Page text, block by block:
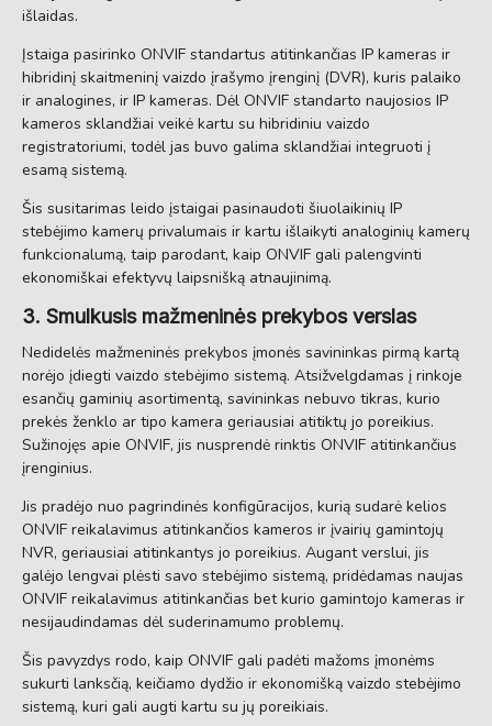
išlaidas.
Įstaiga pasirinko ONVIF standartus atitinkančias IP kameras ir
hibridinį skaitmeninį vaizdo įrašymo įrenginį (DVR), kuris palaiko
ir analogines, ir IP kameras. Dėl ONVIF standarto naujosios IP
kameros sklandžiai veikė kartu su hibridiniu vaizdo
registratoriumi, todėl jas buvo galima sklandžiai integruoti į
esamą sistemą.
Šis susitarimas leido įstaigai pasinaudoti šiuolaikinių IP
stebėjimo kamerų privalumais ir kartu išlaikyti analoginių kamerų
funkcionalumą, taip parodant, kaip ONVIF gali palengvinti
ekonomiškai efektyvų laipsnišką atnaujinimą.
3. Smulkusis mažmeninės prekybos verslas
Nedidelės mažmeninės prekybos įmonės savininkas pirmą kartą
norėjo įdiegti vaizdo stebėjimo sistemą. Atsižvelgdamas į rinkoje
esančių gaminių asortimentą, savininkas nebuvo tikras, kurio
prekės ženklo ar tipo kamera geriausiai atitiktų jo poreikius.
Sužinojęs apie ONVIF, jis nusprendė rinktis ONVIF atitinkančius
įrenginius.
Jis pradėjo nuo pagrindinės konfigūracijos, kurią sudarė kelios
ONVIF reikalavimus atitinkančios kameros ir įvairių gamintojų
NVR, geriausiai atitinkantys jo poreikius. Augant verslui, jis
galėjo lengvai plėsti savo stebėjimo sistemą, pridėdamas naujas
ONVIF reikalavimus atitinkančias bet kurio gamintojo kameras ir
nesijaudindamas dėl suderinamumo problemų.
Šis pavyzdys rodo, kaip ONVIF gali padėti mažoms įmonėms
sukurti lanksčią, keičiamo dydžio ir ekonomišką vaizdo stebėjimo
sistemą, kuri gali augti kartu su jų poreikiais.